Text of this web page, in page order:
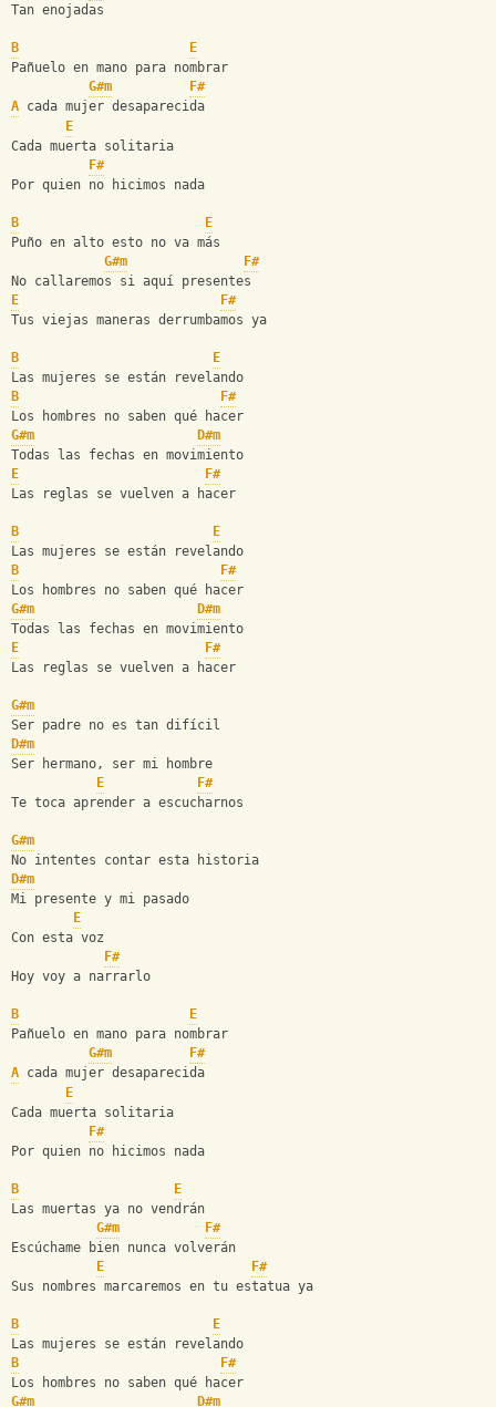
Tan enojadas
B
E
Pañuelo en mano para nombrar
G#m
F#
A cada mujer desaparecida
E
Cada muerta solitaria
F#
Por quien no hicimos nada
B
E
Puño en alto esto no va más
G#m
F#
No callaremos si aquí presentes
E
F#
Tus viejas maneras derrumbamos ya
B
E
Las mujeres se están revelando
B
F#
Los hombres no saben qué hacer
G#m
D#m
Todas las fechas en movimiento
E
F#
Las reglas se vuelven a hacer
B
E
Las mujeres se están revelando
B
F#
Los hombres no saben qué hacer
G#m
D#m
Todas las fechas en movimiento
E
F#
Las reglas se vuelven a hacer
G#m
Ser padre no es tan difícil
D#m
Ser hermano, ser mi hombre
E
F#
Te toca aprender a escucharnos
G#m
No intentes contar esta historia
D#m
Mi presente y mi pasado
E
Con esta voz
F#
Hoy voy a narrarlo
B
E
Pañuelo en mano para nombrar
G#m
F#
A cada mujer desaparecida
E
Cada muerta solitaria
F#
Por quien no hicimos nada
B
E
Las muertas ya no vendrán
G#m
F#
Escúchame bien nunca volverán
E
F#
Sus nombres marcaremos en tu estatua ya
B
E
Las mujeres se están revelando
B
F#
Los hombres no saben qué hacer
G#m
D#m